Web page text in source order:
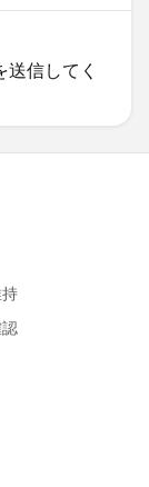
信してく